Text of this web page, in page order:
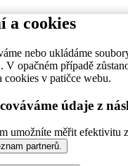
a cookies
nebo ukládáme
V opačném případě
v patičce webu.
údaje z
umožníte měřit efektivitu
partnerů.